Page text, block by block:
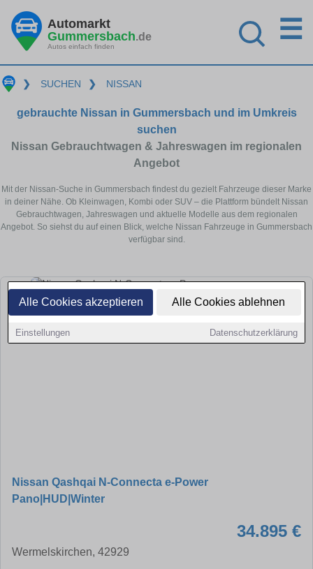
Alle Cookies akzeptieren Alle Cookies ablehnen
Einstellungen Datenschutzerklärung
Automarkt
Gummersbach.de
Autos einfach finden
☰
❯ SUCHEN ❯ NISSAN
gebrauchte Nissan in Gummersbach und im Umkreis
suchen
Nissan Gebrauchtwagen & Jahreswagen im regionalen
Angebot
Mit der Nissan-Suche in Gummersbach findest du gezielt Fahrzeuge dieser Marke
in deiner Nähe. Ob Kleinwagen, Kombi oder SUV – die Plattform bündelt Nissan
Gebrauchtwagen, Jahreswagen und aktuelle Modelle aus dem regionalen
Angebot. So siehst du auf einen Blick, welche Nissan Fahrzeuge in Gummersbach
verfügbar sind.
Nissan Qashqai N-Connecta e-Power
Pano|HUD|Winter
34.895 €
Wermelskirchen, 42929